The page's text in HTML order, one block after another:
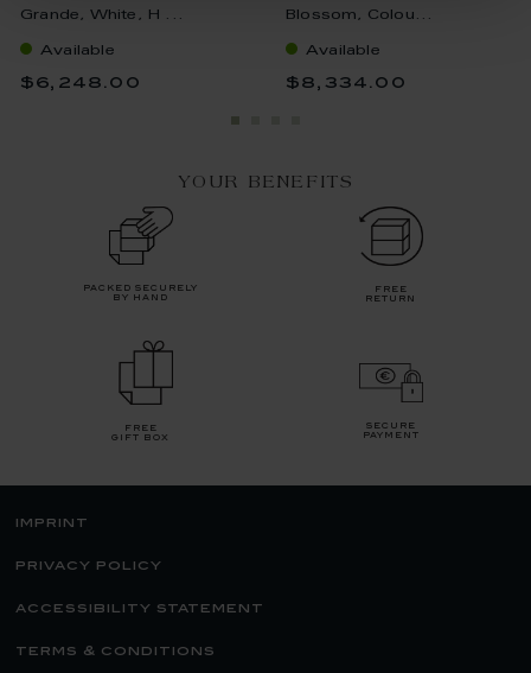
Grande, White, H ...
Available
$6,248.00
Blossom, Colou...
Available
$8,334.00
YOUR BENEFITS
packed securely
by hand
free
return
free
gift box
secure
payment
imprint
privacy policy
accessibility statement
terms & conditions